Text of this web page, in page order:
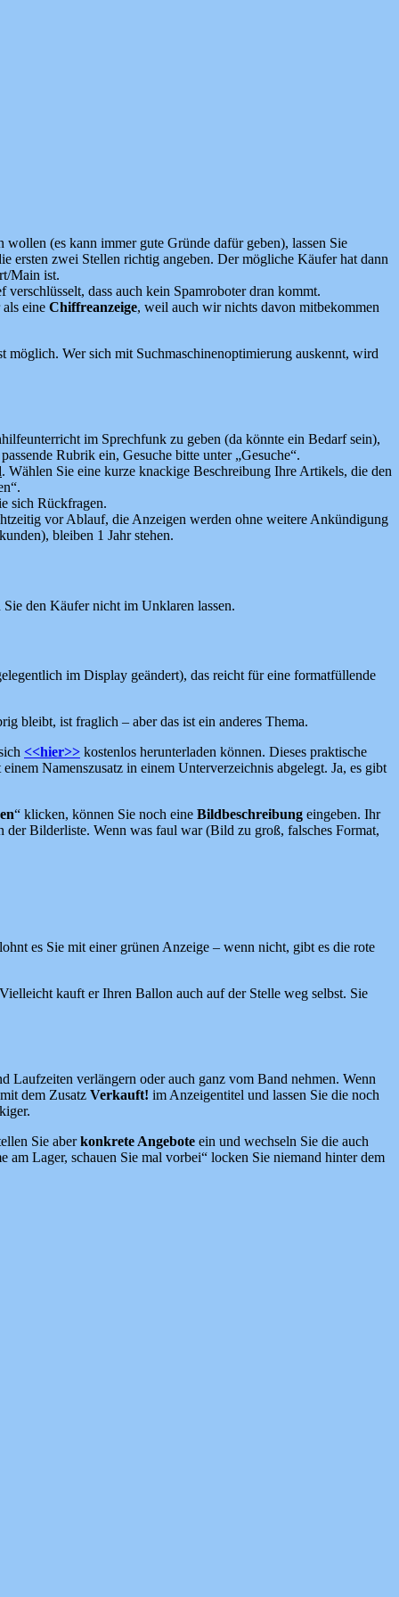
wollen (es kann immer gute Gründe dafür geben), lassen Sie
ersten zwei Stellen richtig angeben. Der mögliche Käufer hat dann
Main ist.
dass auch kein Spamroboter dran kommt.
eine Chiffreanzeige, weil auch wir nichts davon mitbekommen
möglich. Wer sich mit Suchmaschinenoptimierung auskennt, wird
im Sprechfunk zu geben (da könnte ein Bedarf sein),
Rubrik ein, Gesuche bitte unter „Gesuche“.
. Wählen Sie eine kurze knackige Beschreibung Ihre Artikels, die den
sich Rückfragen.
vor Ablauf, die Anzeigen werden ohne weitere Ankündigung
bleiben 1 Jahr stehen.
den Käufer nicht im Unklaren lassen.
im Display geändert), das reicht für eine formatfüllende
bleibt, ist fraglich – aber das ist ein anderes Thema.
<<hier>> kostenlos herunterladen können. Dieses praktische
Namenszusatz in einem Unterverzeichnis abgelegt. Ja, es gibt
“ klicken, können Sie noch eine Bildbeschreibung eingeben. Ihr
Bilderliste. Wenn was faul war (Bild zu groß, falsches Format,
es Sie mit einer grünen Anzeige – wenn nicht, gibt es die rote
kauft er Ihren Ballon auch auf der Stelle weg selbst. Sie
Laufzeiten verlängern oder auch ganz vom Band nehmen. Wenn
dem Zusatz Verkauft! im Anzeigentitel und lassen Sie die noch
Sie aberkonkrete Angebote ein und wechseln Sie die auch
am Lager, schauen Sie mal vorbei“ locken Sie niemand hinter dem